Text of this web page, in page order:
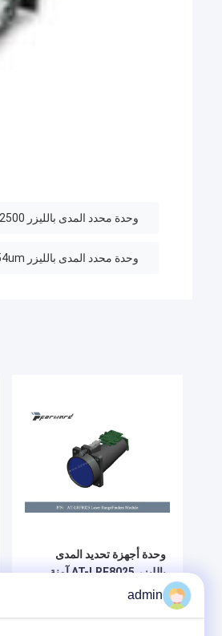
وحدة محدد المدى بالليزر 2500 متر
وحدة محدد المدى بالليزر 1.54um
وحدة أجهزة تحديد المدى
بالليزر AT-LRF8025 آمنة
موجي ليزر 1.55 ميكرومتر
admin